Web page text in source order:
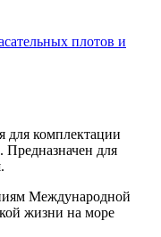
плотов и
для комплектации
для
Международной
жизни на море